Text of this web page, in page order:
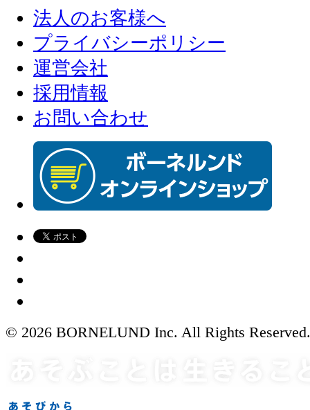
法人のお客様へ
プライバシーポリシー
運営会社
採用情報
お問い合わせ
© 2026 BORNELUND Inc. All Rights Reserved.